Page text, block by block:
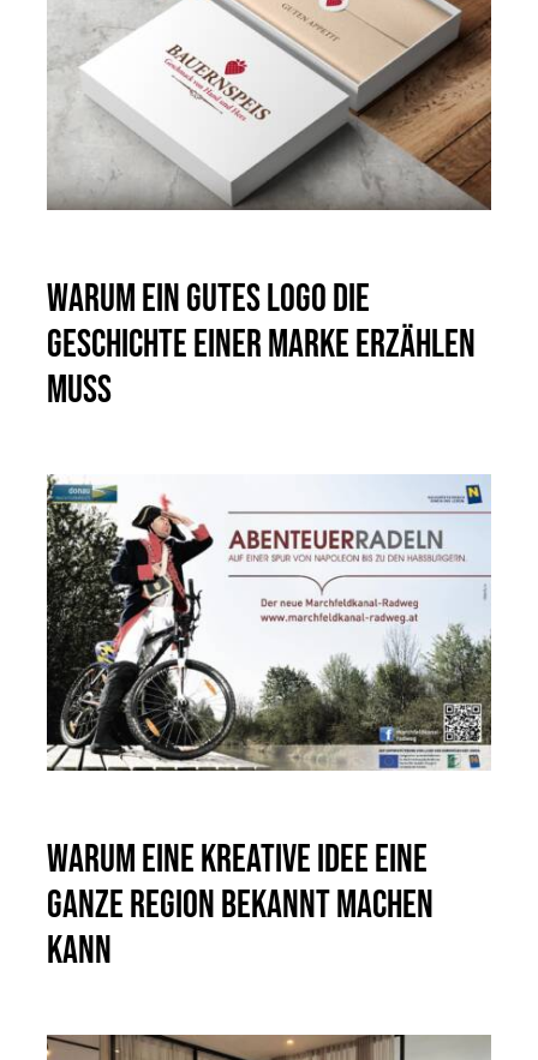
Warum ein gutes Logo die
Geschichte einer Marke erzählen
muss
Warum eine kreative Idee eine
ganze Region bekannt machen
kann